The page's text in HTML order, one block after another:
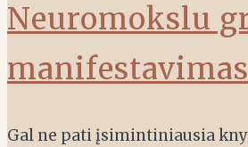
Neuromokslu
manifestavimas
Gal ne pati įsimintiniausia